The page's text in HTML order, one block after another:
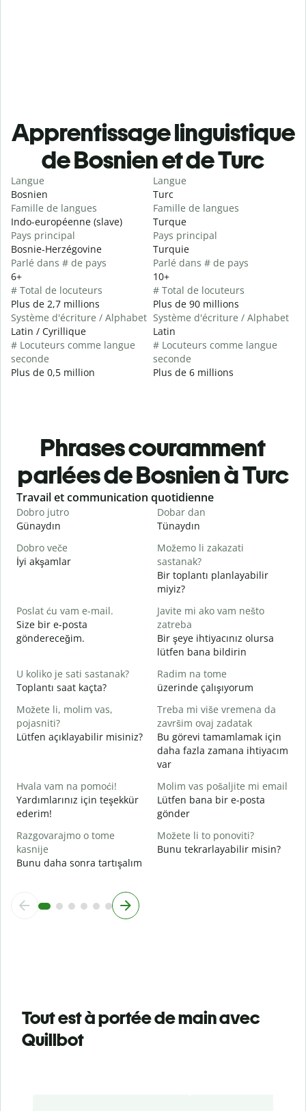
Apprentissage linguistique
de Bosnien et de Turc
Langue
Bosnien
Famille de langues
Indo-européenne (slave)
Pays principal
Bosnie-Herzégovine
Parlé dans # de pays
6+
# Total de locuteurs
Plus de 2,7 millions
Système d'écriture / Alphabet
Latin / Cyrillique
# Locuteurs comme langue
seconde
Plus de 0,5 million
Langue
Turc
Famille de langues
Turque
Pays principal
Turquie
Parlé dans # de pays
10+
# Total de locuteurs
Plus de 90 millions
Système d'écriture / Alphabet
Latin
# Locuteurs comme langue
seconde
Plus de 6 millions
Phrases couramment
parlées de Bosnien à Turc
Slide 1 of 6
Travail et communication quotidienne
Dobro jutro
Günaydın
Dobar dan
Tünaydın
Dobro veče
İyi akşamlar
Možemo li zakazati
sastanak?
Bir toplantı planlayabilir
miyiz?
Poslat ću vam e-mail.
Size bir e-posta
göndereceğim.
Javite mi ako vam nešto
zatreba
Bir şeye ihtiyacınız olursa
lütfen bana bildirin
U koliko je sati sastanak?
Toplantı saat kaçta?
Radim na tome
üzerinde çalışıyorum
Možete li, molim vas,
pojasniti?
Lütfen açıklayabilir misiniz?
Treba mi više vremena da
završim ovaj zadatak
Bu görevi tamamlamak için
daha fazla zamana ihtiyacım
var
Hvala vam na pomoći!
Yardımlarınız için teşekkür
ederim!
Molim vas pošaljite mi email
Lütfen bana bir e-posta
gönder
Razgovarajmo o tome
kasnije
Bunu daha sonra tartışalım
Možete li to ponoviti?
Bunu tekrarlayabilir misin?
Tout est à portée de main avec
Quillbot